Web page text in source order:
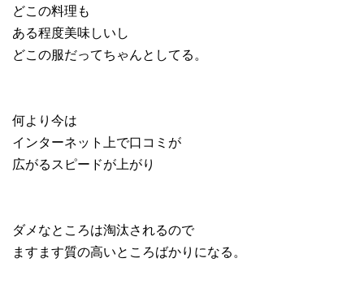
どこの料理も
ある程度美味しいし
どこの服だってちゃんとしてる。
何より今は
インターネット上で口コミが
広がるスピードが上がり
ダメなところは淘汰されるので
ますます質の高いところばかりになる。